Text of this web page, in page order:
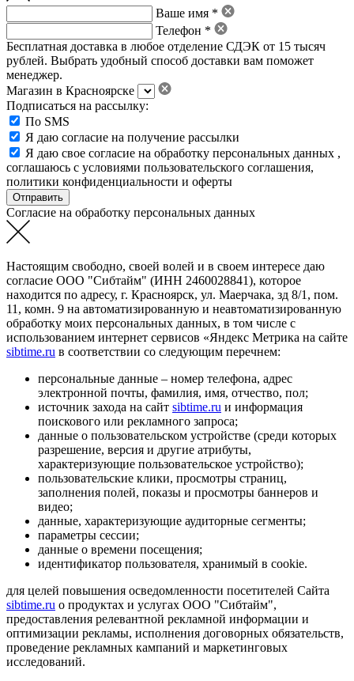
Ваше имя *
Телефон *
Бесплатная доставка в любое отделение СДЭК от 15 тысяч
рублей. Выбрать удобный способ доставки вам поможет
менеджер.
Магазин в Красноярске
Подписаться на рассылку:
По SMS
Я даю согласие на получение рассылки
Я даю свое согласие на обработку персональных данных ,
соглашаюсь с условиями пользовательского соглашения,
политики конфиденциальности и оферты
Согласие на обработку персональных данных
Настоящим свободно, своей волей и в своем интересе даю
согласие ООО "Сибтайм" (ИНН 2460028841), которое
находится по адресу, г. Красноярск, ул. Маерчака, зд 8/1, пом.
11, комн. 9 на автоматизированную и неавтоматизированную
обработку моих персональных данных, в том числе с
использованием интернет сервисов «Яндекс Метрика на сайте
sibtime.ru в соответствии со следующим перечнем:
персональные данные – номер телефона, адрес
электронной почты, фамилия, имя, отчество, пол;
источник захода на сайт sibtime.ru и информация
поискового или рекламного запроса;
данные о пользовательском устройстве (среди которых
разрешение, версия и другие атрибуты,
характеризующие пользовательское устройство);
пользовательские клики, просмотры страниц,
заполнения полей, показы и просмотры баннеров и
видео;
данные, характеризующие аудиторные сегменты;
параметры сессии;
данные о времени посещения;
идентификатор пользователя, хранимый в cookie.
для целей повышения осведомленности посетителей Сайта
sibtime.ru о продуктах и услугах ООО "Сибтайм",
предоставления релевантной рекламной информации и
оптимизации рекламы, исполнения договорных обязательств,
проведение рекламных кампаний и маркетинговых
исследований.